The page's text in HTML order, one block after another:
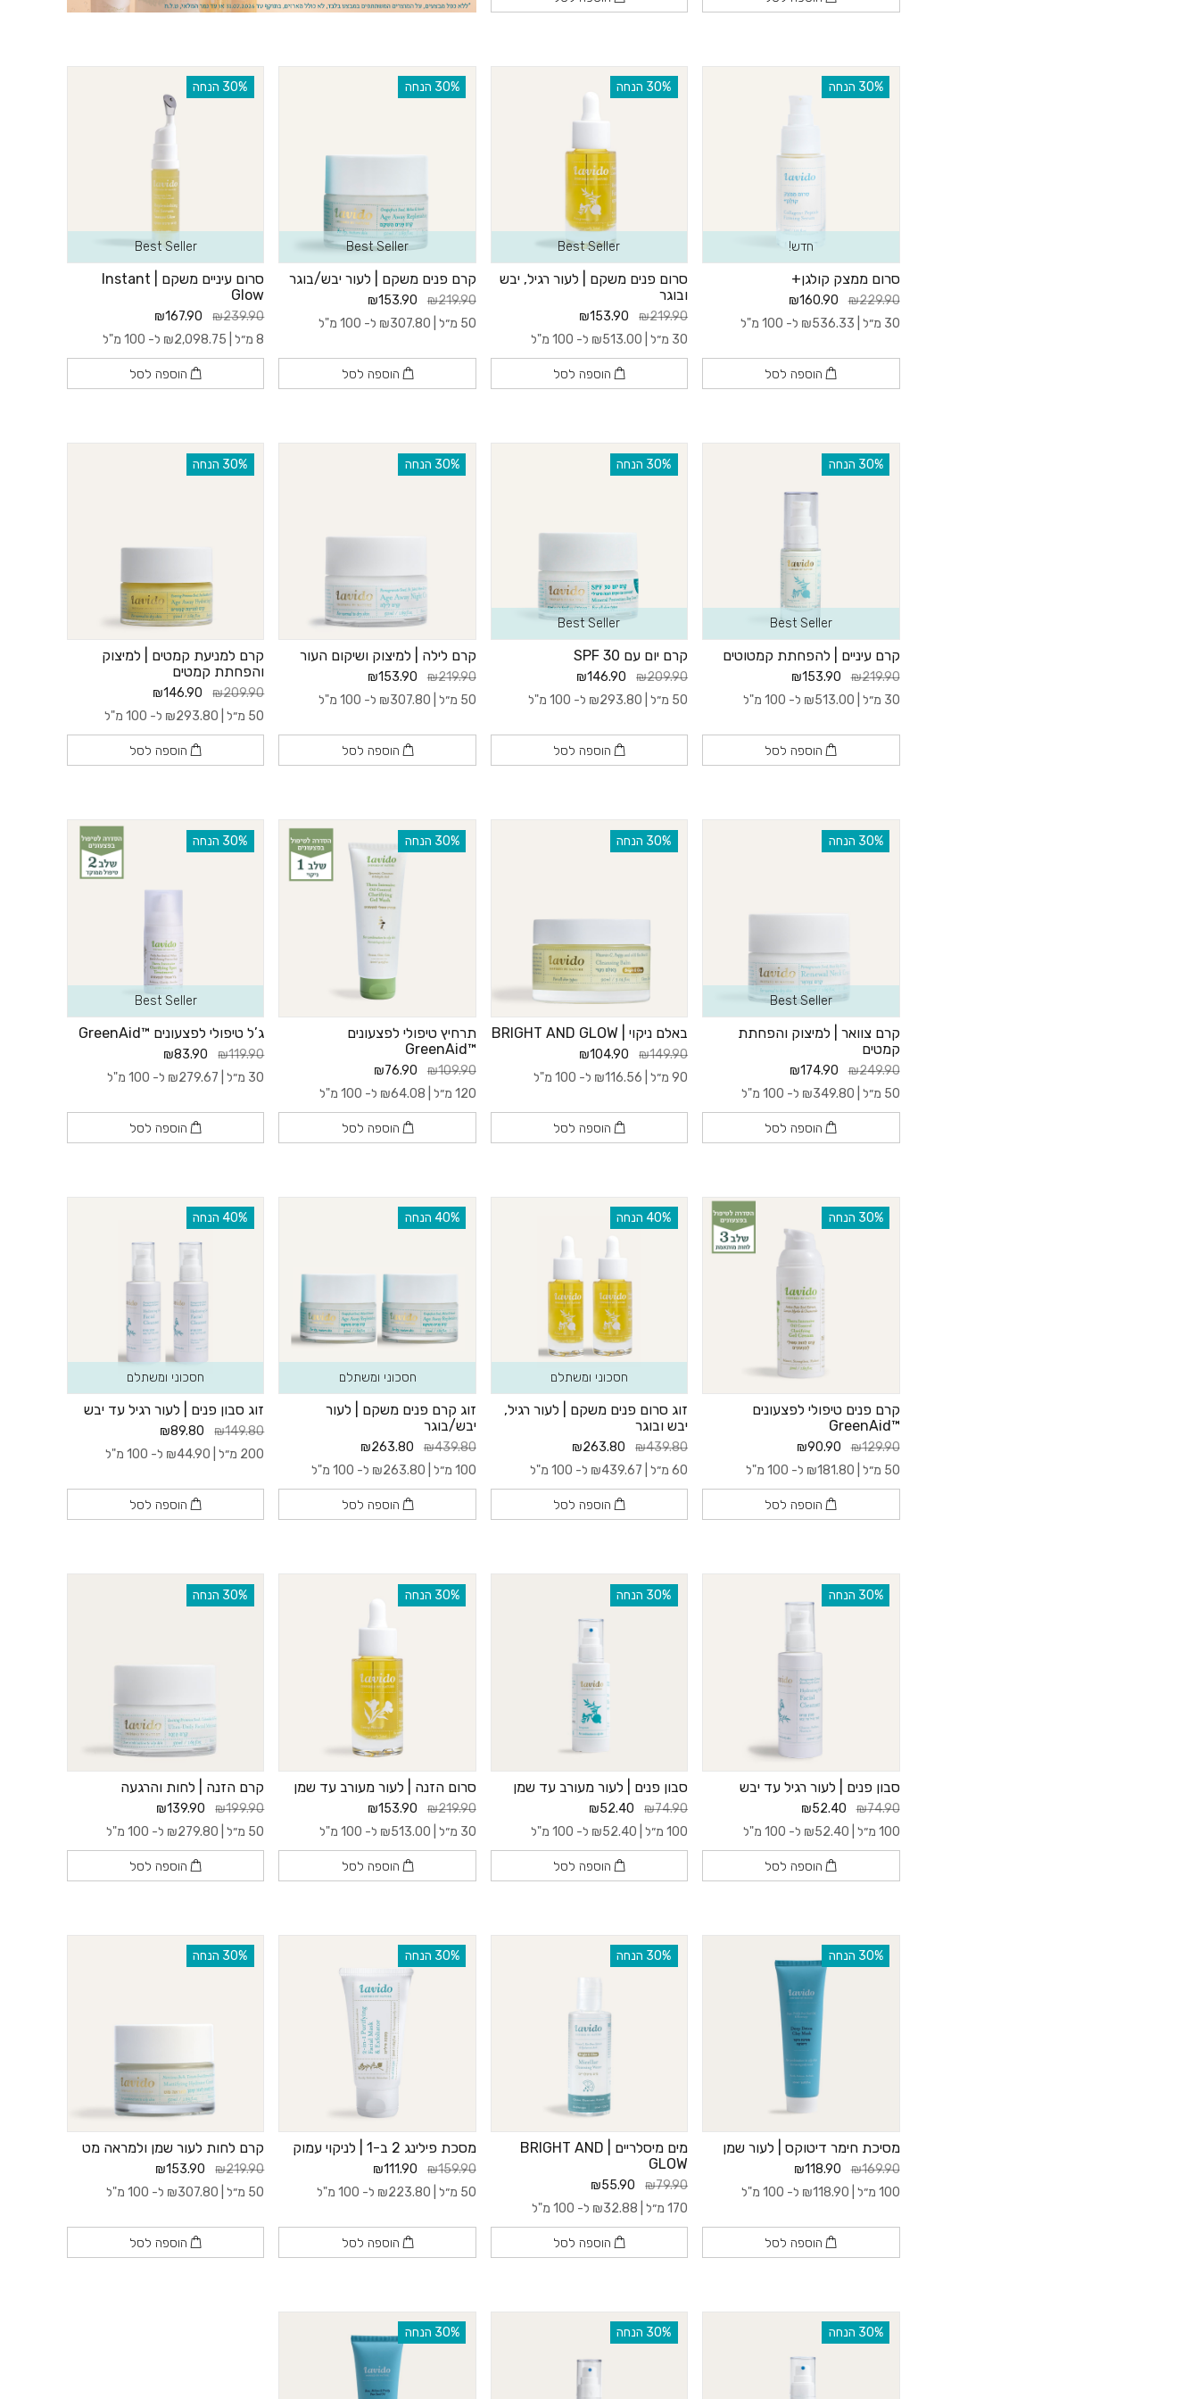
טיפולי. את מוזמנת לבחור את המוצרים המתאימים לך ביותר, ולהזמין אותם מהאתר בקלות ובנוחות. העור שלך יודה לך.
‫30% הנחה
חדש!
סרום ממצק קולגן+
₪229.90
₪160.90
30 מ״ל |
₪536.33 ל- 100 מ"ל
הוספה לסל
‫30% הנחה
Best Seller
סרום פנים משקם | לעור רגיל, יבש
ובוגר
₪219.90
₪153.90
30 מ״ל |
₪513.00 ל- 100 מ"ל
הוספה לסל
‫30% הנחה
Best Seller
קרם פנים משקם | לעור יבש/בוגר
₪219.90
₪153.90
50 מ״ל |
₪307.80 ל- 100 מ"ל
הוספה לסל
‫30% הנחה
Best Seller
סרום עיניים משקם | Instant
Glow
₪239.90
₪167.90
8 מ״ל |
₪2,098.75 ל- 100 מ"ל
הוספה לסל
‫30% הנחה
Best Seller
קרם עיניים | להפחתת קמטוטים
₪219.90
₪153.90
30 מ״ל |
₪513.00 ל- 100 מ"ל
הוספה לסל
‫30% הנחה
Best Seller
קרם יום עם 30 SPF
₪209.90
₪146.90
50 מ״ל |
₪293.80 ל- 100 מ"ל
הוספה לסל
‫30% הנחה
קרם לילה | למיצוק ושיקום העור
₪219.90
₪153.90
50 מ״ל |
₪307.80 ל- 100 מ"ל
הוספה לסל
‫30% הנחה
קרם למניעת קמטים | למיצוק
והפחתת קמטים
₪209.90
₪146.90
50 מ״ל |
₪293.80 ל- 100 מ"ל
הוספה לסל
‫30% הנחה
Best Seller
קרם צוואר | למיצוק והפחתת
קמטים
₪249.90
₪174.90
50 מ״ל |
₪349.80 ל- 100 מ"ל
הוספה לסל
‫30% הנחה
באלם ניקוי | BRIGHT AND GLOW
₪149.90
₪104.90
90 מ״ל |
₪116.56 ל- 100 מ"ל
הוספה לסל
‫30% הנחה
תרחיץ טיפולי לפצעונים
™GreenAid
₪109.90
₪76.90
120 מ״ל |
₪64.08 ל- 100 מ"ל
הוספה לסל
‫30% הנחה
Best Seller
ג’ל טיפולי לפצעונים ™GreenAid
₪119.90
₪83.90
30 מ״ל |
₪279.67 ל- 100 מ"ל
הוספה לסל
‫30% הנחה
קרם פנים טיפולי לפצעונים
™GreenAid
₪129.90
₪90.90
50 מ״ל |
₪181.80 ל- 100 מ"ל
הוספה לסל
‫40% הנחה
חסכוני ומשתלם
זוג סרום פנים משקם | לעור רגיל,
יבש ובוגר
₪439.80
₪263.80
60 מ״ל |
₪439.67 ל- 100 מ"ל
הוספה לסל
‫40% הנחה
חסכוני ומשתלם
זוג קרם פנים משקם | לעור
יבש/בוגר
₪439.80
₪263.80
100 מ״ל |
₪263.80 ל- 100 מ"ל
הוספה לסל
‫40% הנחה
חסכוני ומשתלם
זוג סבון פנים | לעור רגיל עד יבש
₪149.80
₪89.80
200 מ״ל |
₪44.90 ל- 100 מ"ל
הוספה לסל
‫30% הנחה
סבון פנים | לעור רגיל עד יבש
₪74.90
₪52.40
100 מ״ל |
₪52.40 ל- 100 מ"ל
הוספה לסל
‫30% הנחה
סבון פנים | לעור מעורב עד שמן
₪74.90
₪52.40
100 מ״ל |
₪52.40 ל- 100 מ"ל
הוספה לסל
‫30% הנחה
סרום הזנה | לעור מעורב עד שמן
₪219.90
₪153.90
30 מ״ל |
₪513.00 ל- 100 מ"ל
הוספה לסל
‫30% הנחה
קרם הזנה | לחות והרגעה
₪199.90
₪139.90
50 מ״ל |
₪279.80 ל- 100 מ"ל
הוספה לסל
‫30% הנחה
מסיכת חימר דיטוקס | לעור שמן
₪169.90
₪118.90
100 מ״ל |
₪118.90 ל- 100 מ"ל
הוספה לסל
‫30% הנחה
מים מיסלריים | BRIGHT AND
GLOW
₪79.90
₪55.90
170 מ״ל |
₪32.88 ל- 100 מ"ל
הוספה לסל
‫30% הנחה
מסכת פילינג 2 ב-1 | לניקוי עמוק
₪159.90
₪111.90
50 מ״ל |
₪223.80 ל- 100 מ"ל
הוספה לסל
‫30% הנחה
קרם לחות לעור שמן ולמראה מט
₪219.90
₪153.90
50 מ״ל |
₪307.80 ל- 100 מ"ל
הוספה לסל
‫30% הנחה ‫30% הנחה ‫30% הנחה